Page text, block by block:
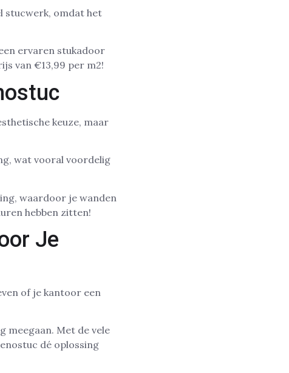
stucwerk, omdat het
ervaren stukadoor
van €13,99 per m2!
keuze, maar
wat vooral voordelig
waardoor je wanden
hebben zitten!
Je
of je kantoor een
meegaan. Met de vele
dé oplossing